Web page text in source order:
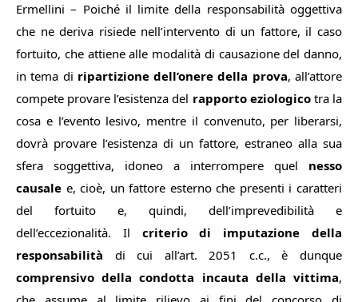
Ermellini – Poiché il limite della responsabilità oggettiva
che ne deriva risiede nell’intervento di un fattore, il caso
fortuito, che attiene alle modalità di causazione del danno,
in tema di ripartizione dell’onere della prova, all’attore
compete provare l’esistenza del rapporto eziologicotra la
cosa e l’evento lesivo, mentre il convenuto, per liberarsi,
dovrà provare l’esistenza di un fattore, estraneo alla sua
sfera soggettiva, idoneo a interrompere quel nesso
causale e, cioè, un fattore esterno che presenti i caratteri
del fortuito e, quindi, dell’imprevedibilità e
dell’eccezionalità. Il criterio di imputazione della
responsabilità di cui all’art. 2051 c.c., è dunque
comprensivo della condotta incauta della vittima,